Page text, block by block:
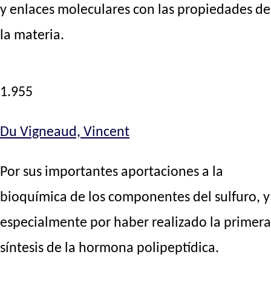
y enlaces moleculares con las propiedades de
la materia.
1.955
Du Vigneaud, Vincent
Por sus importantes aportaciones a la
bioquímica de los componentes del sulfuro, y
especialmente por haber realizado la primera
síntesis de la hormona polipeptídica.